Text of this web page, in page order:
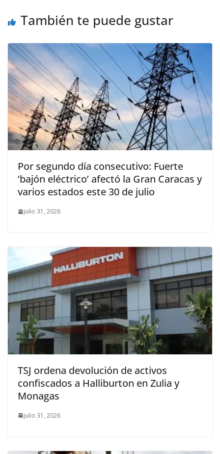
También te puede gustar
Por segundo día consecutivo: Fuerte
‘bajón eléctrico’ afectó la Gran Caracas y
varios estados este 30 de julio
julio 31, 2026
TSJ ordena devolución de activos
confiscados a Halliburton en Zulia y
Monagas
julio 31, 2026